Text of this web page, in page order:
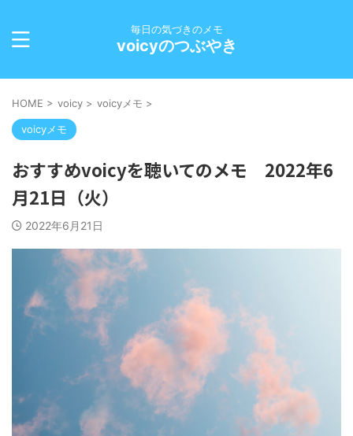
毎日の気づきのメモ
voicyのつぶやき
HOME > voicy > voicyメモ >
voicyメモ
おすすめvoicyを聴いてのメモ 2022年6
月21日（火）
2022年6月21日